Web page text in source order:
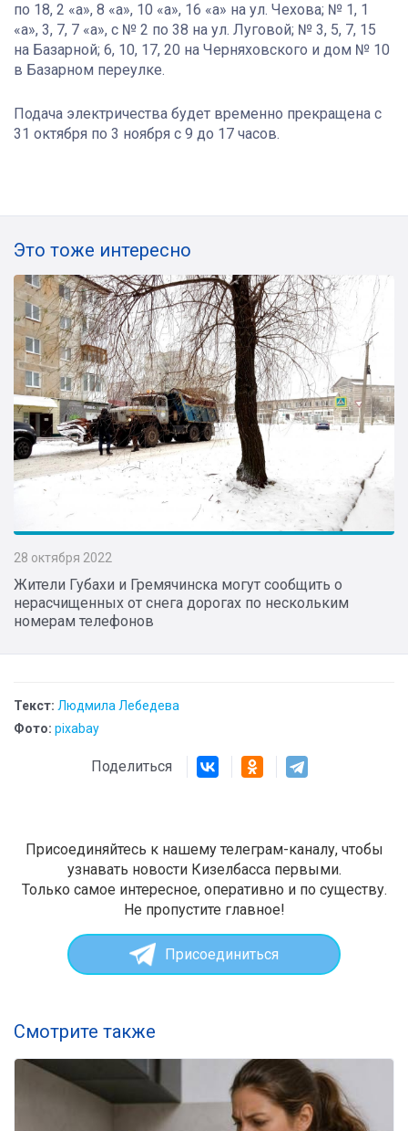
по 18, 2 «а», 8 «а», 10 «а», 16 «а» на ул. Чехова; № 1, 1
«а», 3, 7, 7 «а», с № 2 по 38 на ул. Луговой; № 3, 5, 7, 15
на Базарной; 6, 10, 17, 20 на Черняховского и дом № 10
в Базарном переулке.
Подача электричества будет временно прекращена с
31 октября по 3 ноября с 9 до 17 часов.
Это тоже интересно
28 октября 2022
Жители Губахи и Гремячинска могут сообщить о
нерасчищенных от снега дорогах по нескольким
номерам телефонов
Текст: Людмила Лебедева
Фото: pixabay
Поделиться
Присоединяйтесь к нашему телеграм-каналу, чтобы
узнавать новости Кизелбасса первыми.
Только самое интересное, оперативно и по существу.
Не пропустите главное!
Присоединиться
Смотрите также